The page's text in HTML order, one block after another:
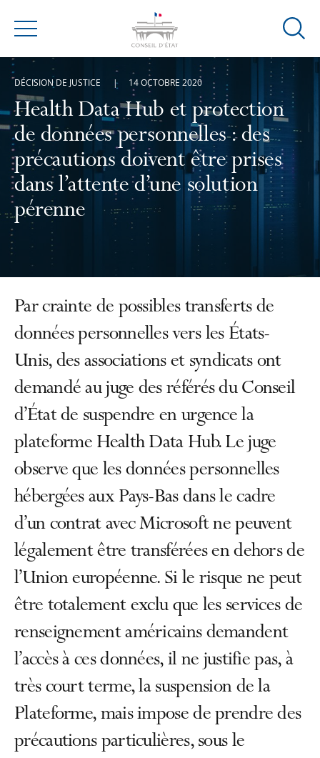
Menu
Ouvrir
de
Health Data Hub et protection
de données personnelles : des
précautions doivent être prises
dans l’attente d’une solution
pérenne
DÉCISION DE JUSTICE 14 OCTOBRE 2020
Par crainte de possibles transferts de
données personnelles vers les États-
Unis, des associations et syndicats ont
demandé au juge des référés du Conseil
d’État de suspendre en urgence la
plateforme Health Data Hub. Le juge
observe que les données personnelles
hébergées aux Pays-Bas dans le cadre
d’un contrat avec Microsoft ne peuvent
légalement être transférées en dehors de
l’Union européenne. Si le risque ne peut
être totalement exclu que les services de
renseignement américains demandent
l’accès à ces données, il ne justifie pas, à
très court terme, la suspension de la
Plateforme, mais impose de prendre des
précautions particulières, sous le